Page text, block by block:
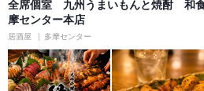
全席個室 九州うまいもんと焼酎
摩センター本店
居酒屋 多摩センター